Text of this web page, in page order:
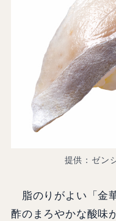
提供：ゼン
脂のりがよい「金
酢のまろやかな酸味